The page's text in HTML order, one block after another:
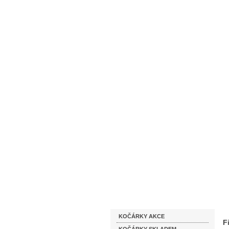
KOČÁRKY AKCE